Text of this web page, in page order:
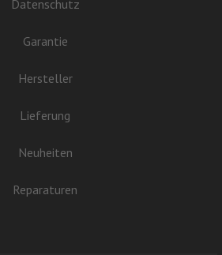
Datenschutz
Garantie
Hersteller
Lieferung
Neuheiten
Reparaturen